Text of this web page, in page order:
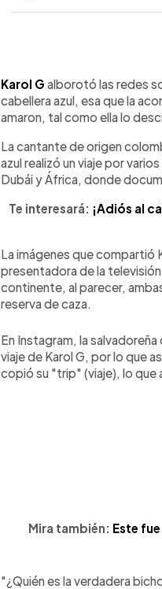
► Escuchar
Karol G alborotó las redes
cabellera azul, esa que la
amaron, tal como ella lo
La cantante de origen
azul realizó un viaje por
Dubái y África, donde
Te interesará: ¡Adiós al
La imágenes que compartió
presentadora de la
continente, al parecer,
reserva de caza.
En Instagram, la
viaje de Karol G, por lo que
copió su "trip" (viaje), lo que
Mira también: Este
"¿Quién es la verdadera